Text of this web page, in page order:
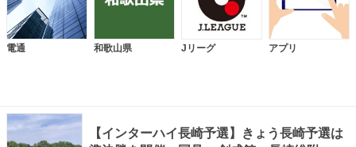
電通 和歌山県 Jリーグ アプリ
【インターハイ長崎予選】きょう長崎予選は